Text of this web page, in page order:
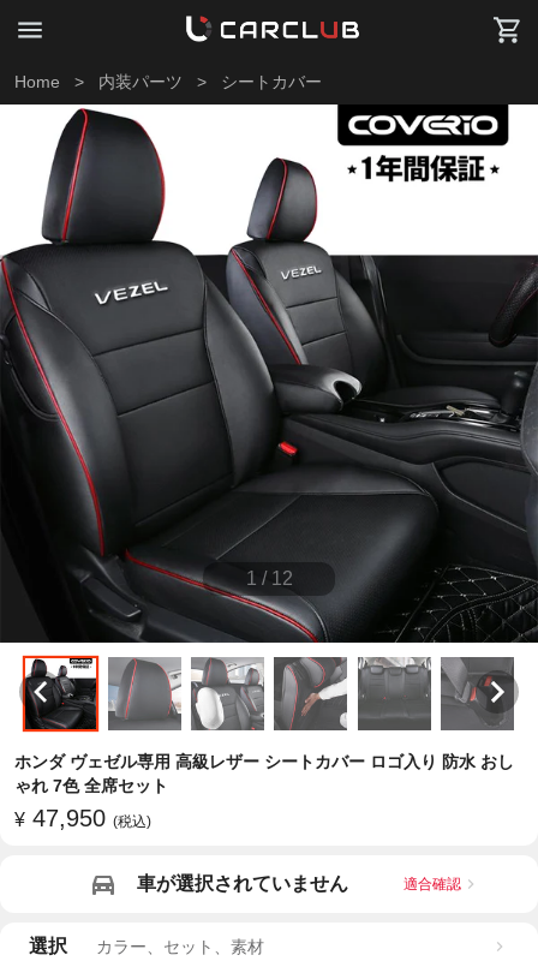
Home > 内装パーツ > シートカバー
1 / 12
ホンダ ヴェゼル専用 高級レザー シートカバー ロゴ入り 防水 おし
ゃれ 7色 全席セット
¥ 47,950 (税込)
車が選択されていません 適合確認
選択 カラー、セット、素材